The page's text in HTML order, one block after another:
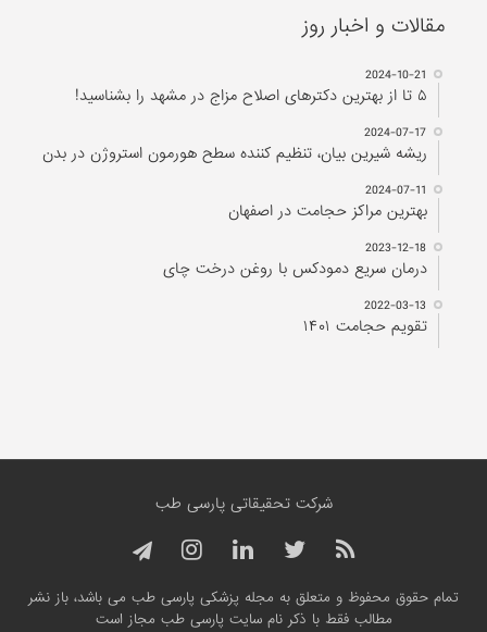
مقالات و اخبار روز
2024-10-21
۵ تا از بهترین دکتر‌های اصلاح مزاج در مشهد را بشناسید!
2024-07-17
ریشه شیرین بیان، تنظیم کننده سطح هورمون استروژن در بدن
2024-07-11
بهترین مراکز حجامت در اصفهان
2023-12-18
درمان سریع دمودکس با روغن درخت چای
2022-03-13
تقویم حجامت ۱۴۰۱
شرکت تحقیقاتی پارسی طب
تمام حقوق محفوظ و متعلق به مجله پزشکی پارسی طب می باشد، باز نشر
مطالب فقط با ذکر نام سایت پارسی طب مجاز است